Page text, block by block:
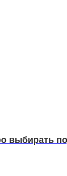
выбирать